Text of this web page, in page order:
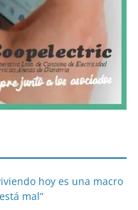
hoy es una macro
mal”